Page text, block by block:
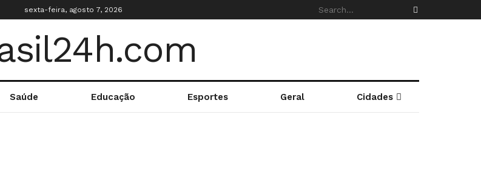
sexta-feira, agosto 7, 2026
Saúde Educação Esportes Geral Cidades